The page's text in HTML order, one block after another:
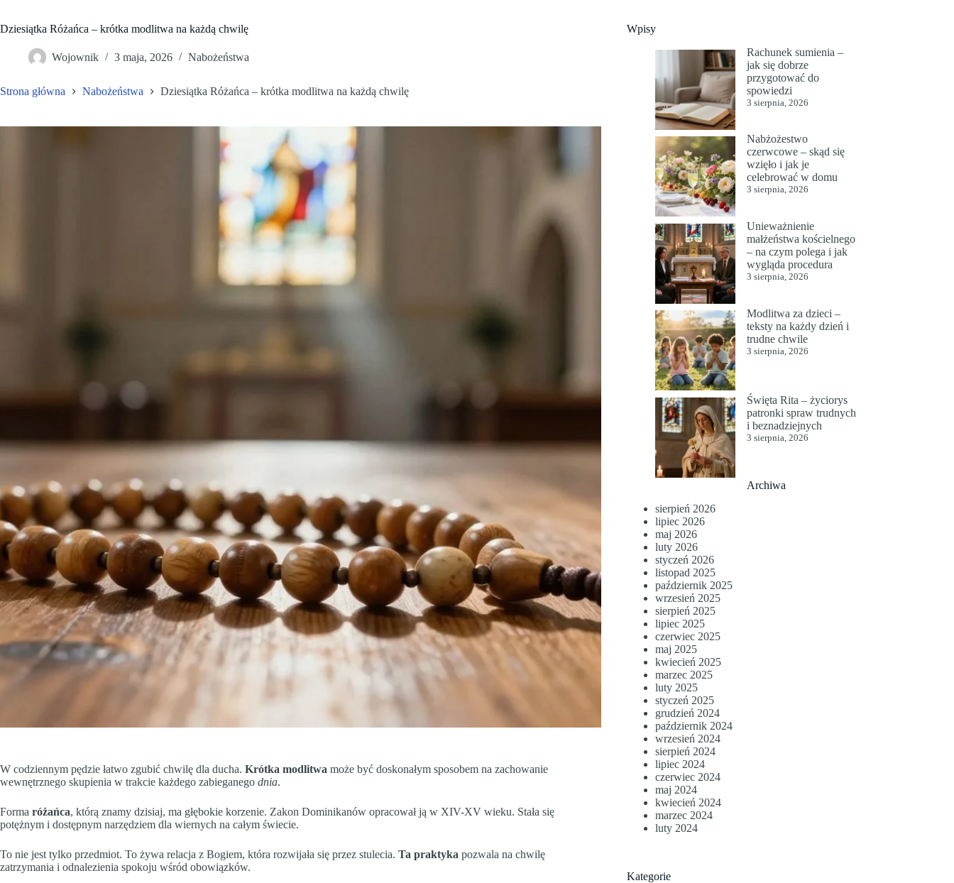
Dziesiątka Różańca – krótka modlitwa na każdą chwilę
Wojownik 3 maja, 2026 Nabożeństwa
Strona główna Nabożeństwa Dziesiątka Różańca – krótka modlitwa na każdą chwilę
W codziennym pędzie łatwo zgubić chwilę dla ducha. Krótka modlitwa może być doskonałym sposobem na zachowanie
wewnętrznego skupienia w trakcie każdego zabieganego dnia.
Forma różańca, którą znamy dzisiaj, ma głębokie korzenie. Zakon Dominikanów opracował ją w XIV-XV wieku. Stała się
potężnym i dostępnym narzędziem dla wiernych na całym świecie.
To nie jest tylko przedmiot. To żywa relacja z Bogiem, która rozwijała się przez stulecia. Ta praktyka pozwala na chwilę
zatrzymania i odnalezienia spokoju wśród obowiązków.
Wpisy
Rachunek sumienia –
jak się dobrze
przygotować do
spowiedzi
3 sierpnia, 2026
Nabżożestwo
czerwcowe – skąd się
wzięło i jak je
celebrować w domu
3 sierpnia, 2026
Unieważnienie
małżeństwa kościelnego
– na czym polega i jak
wygląda procedura
3 sierpnia, 2026
Modlitwa za dzieci –
teksty na każdy dzień i
trudne chwile
3 sierpnia, 2026
Święta Rita – życiorys
patronki spraw trudnych
i beznadziejnych
3 sierpnia, 2026
Archiwa
sierpień 2026
lipiec 2026
maj 2026
luty 2026
styczeń 2026
listopad 2025
październik 2025
wrzesień 2025
sierpień 2025
lipiec 2025
czerwiec 2025
maj 2025
kwiecień 2025
marzec 2025
luty 2025
styczeń 2025
grudzień 2024
październik 2024
wrzesień 2024
sierpień 2024
lipiec 2024
czerwiec 2024
maj 2024
kwiecień 2024
marzec 2024
luty 2024
Kategorie